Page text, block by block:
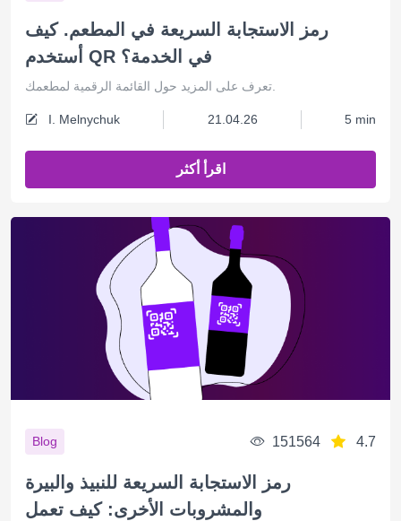
رمز الاستجابة السريعة في المطعم. كيف
أستخدم QR في الخدمة؟
I. Melnychuk 21.04.26 5 min
اقرأ أكثر
Blog 151564 4.7
رمز الاستجابة السريعة للنبيذ والبيرة
والمشروبات الأخرى: كيف تعمل